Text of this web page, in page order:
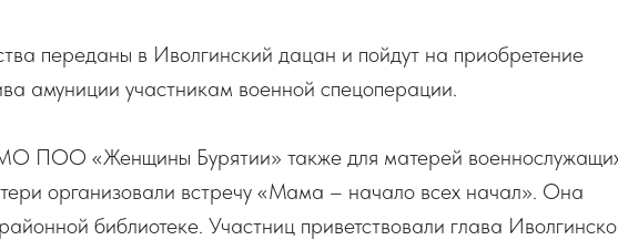
переданы в Иволгинский дацан и пойдут на приобретение
амуниции участникам военной спецоперации.
МО ПОО «Женщины Бурятии» также для матерей
организовали встречу «Мама – начало всех начал». Она
библиотеке. Участниц приветствовали глава